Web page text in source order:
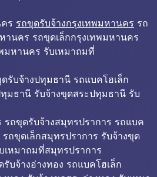
ร รถขุดรับจ้างกรุงเทพมหานคร รถ
านคร รถขุดเล็กกรุงเทพมหานคร
มหานคร รับเหมาถมที่
รับจ้างปทุมธานี รถแบคโฮเล็ก
มธานี รับจ้างขุดสระปทุมธานี รับ
รถขุดรับจ้างสมุทรปราการ รถแบค
ถขุดเล็กสมุทรปราการ รับจ้างขุด
เหมาถมที่สมุทรปราการ
บจ้างอ่างทอง รถแบคโฮเล็ก